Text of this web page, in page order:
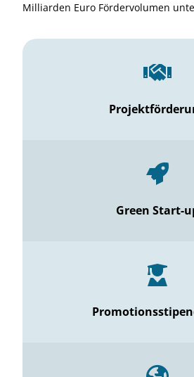
Milliarden Euro Fördervolumen
Green Start-